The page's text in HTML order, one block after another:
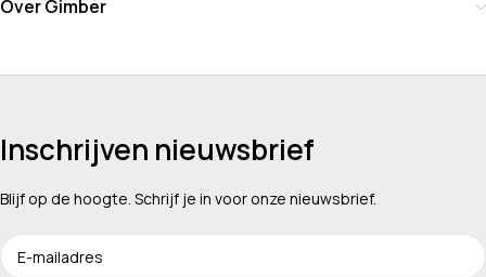
Over Gimber
Inschrijven nieuwsbrief
Blijf op de hoogte. Schrijf je in voor onze nieuwsbrief.